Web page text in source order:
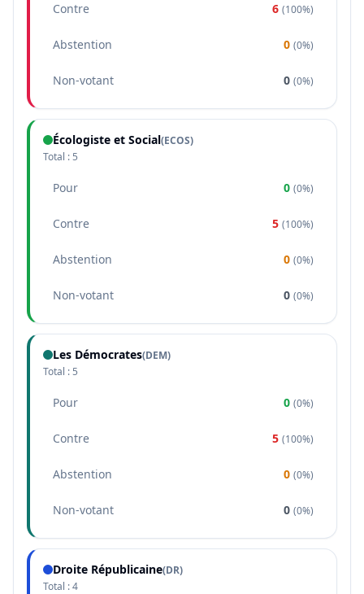
Contre 6 (100%)
Abstention 0 (0%)
Non-votant 0 (0%)
Écologiste et Social(ECOS)
Total : 5
Pour 0 (0%)
Contre 5 (100%)
Abstention 0 (0%)
Non-votant 0 (0%)
Les Démocrates(DEM)
Total : 5
Pour 0 (0%)
Contre 5 (100%)
Abstention 0 (0%)
Non-votant 0 (0%)
Droite Républicaine(DR)
Total :4